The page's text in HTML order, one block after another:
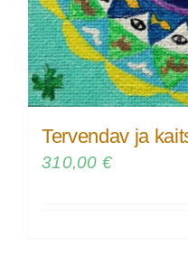
Tervendav ja
310,00 €